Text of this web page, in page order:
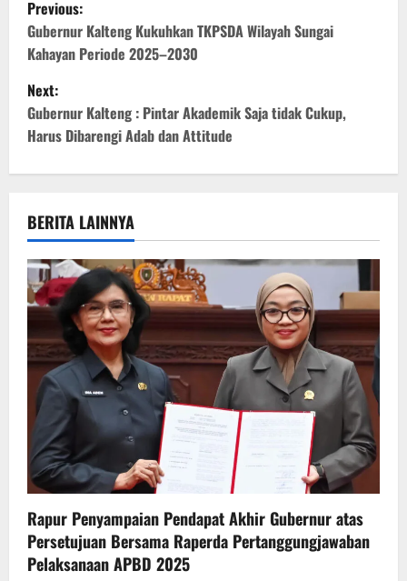
o
s
t
n
v
i
g
a
i
o
n
Previous:
Gubernur Kalteng Kukuhkan TKPSDA Wilayah Sungai
Kahayan Periode 2025–2030
Next:
Gubernur Kalteng : Pintar Akademik Saja tidak Cukup,
Harus Dibarengi Adab dan Attitude
BERITA LAINNYA
Rapur Penyampaian Pendapat Akhir Gubernur atas
Persetujuan Bersama Raperda Pertanggungjawaban
Pelaksanaan APBD 2025